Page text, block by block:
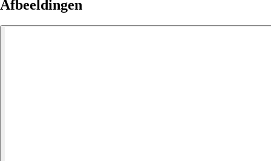
Afbeeldingen